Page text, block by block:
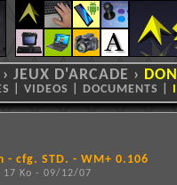
› JEUX D'ARCADE ›
VIDEOS DOCUMENTS
- cfg. STD. - WM+ 0.106
17 Ko - 09/12/07